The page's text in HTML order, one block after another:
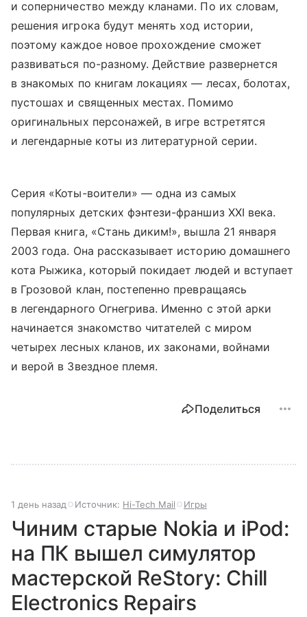
и соперничество между кланами. По их словам,
решения игрока будут менять ход истории,
поэтому каждое новое прохождение сможет
развиваться по-разному. Действие развернется
в знакомых по книгам локациях — лесах, болотах,
пустошах и священных местах. Помимо
оригинальных персонажей, в игре встретятся
и легендарные коты из литературной серии.
Серия «Коты-воители» — одна из самых
популярных детских фэнтези-франшиз XXI века.
Первая книга, «Стань диким!», вышла 21 января
2003 года. Она рассказывает историю домашнего
кота Рыжика, который покидает людей и вступает
в Грозовой клан, постепенно превращаясь
в легендарного Огнегрива. Именно с этой арки
начинается знакомство читателей с миром
четырех лесных кланов, их законами, войнами
и верой в Звездное племя.
Поделиться
1 день назад Источник: Hi-Tech Mail Игры
Чиним старые Nokia и iPod:
на ПК вышел симулятор
мастерской ReStory: Chill
Electronics Repairs